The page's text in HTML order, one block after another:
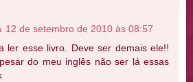
12 de setembro de 2010 às 08:57
ler esse livro. Deve ser demais ele!!
do meu inglês não ser lá essas